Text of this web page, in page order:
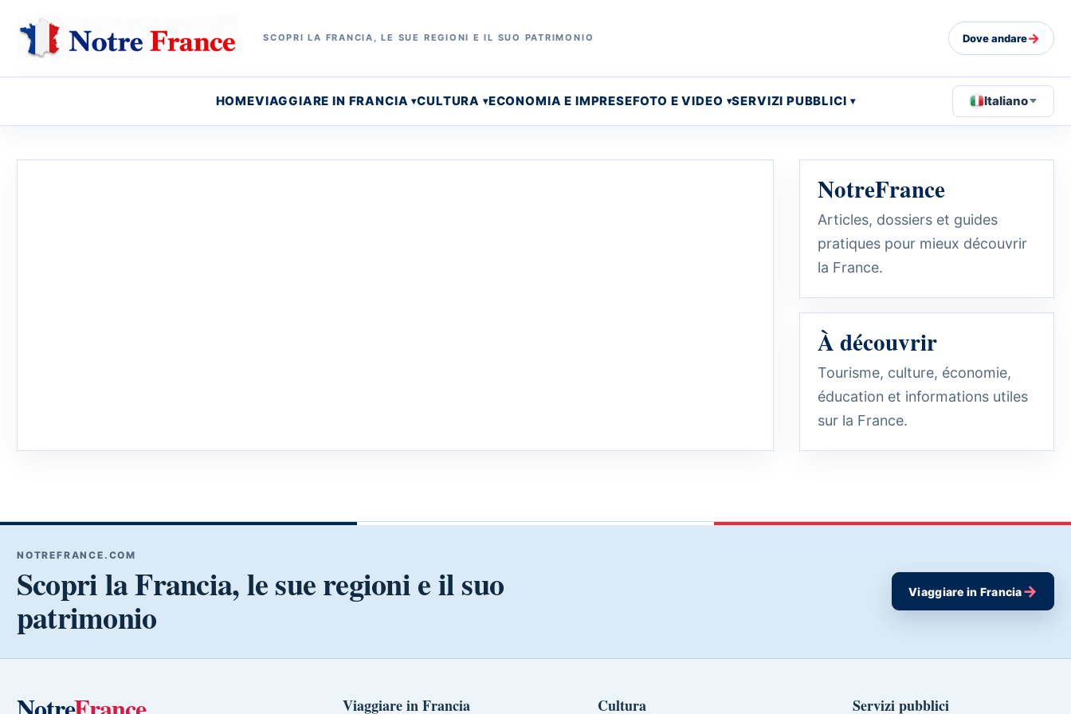
SCOPRI LA FRANCIA, LE SUE REGIONI E IL SUO PATRIMONIO Dove andare→
HOMEVIAGGIARE IN FRANCIA CULTURA ECONOMIA E IMPRESEFOTO E VIDEO SERVIZI PUBBLICI Italiano
NotreFrance
Articles, dossiers et guides
pratiques pour mieux découvrir
la France.
À découvrir
Tourisme, culture, économie,
éducation et informations utiles
sur la France.
NOTREFRANCE.COM
Scopri la Francia, le sue regioni e il suo
patrimonio
Viaggiare in Francia→
Viaggiare in Francia Cultura Servizi pubblici